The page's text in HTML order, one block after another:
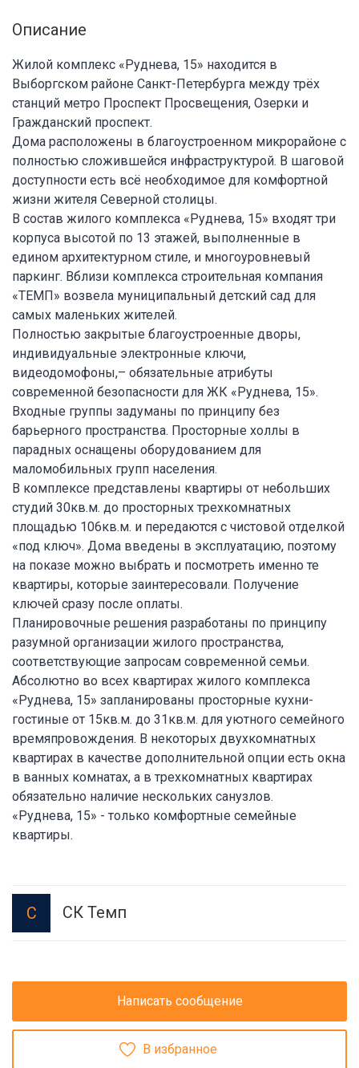
Описание
Жилой комплекс «Руднева, 15» находится в
Выборгском районе Санкт-Петербурга между трёх
станций метро Проспект Просвещения, Озерки и
Гражданский проспект.
Дома расположены в благоустроенном микрорайоне с
полностью сложившейся инфраструктурой. В шаговой
доступности есть всё необходимое для комфортной
жизни жителя Северной столицы.
В состав жилого комплекса «Руднева, 15» входят три
корпуса высотой по 13 этажей, выполненные в
едином архитектурном стиле, и многоуровневый
паркинг. Вблизи комплекса строительная компания
«ТЕМП» возвела муниципальный детский сад для
самых маленьких жителей.
Полностью закрытые благоустроенные дворы,
индивидуальные электронные ключи,
видеодомофоны,– обязательные атрибуты
современной безопасности для ЖК «Руднева, 15».
Входные группы задуманы по принципу без
барьерного пространства. Просторные холлы в
парадных оснащены оборудованием для
маломобильных групп населения.
В комплексе представлены квартиры от небольших
студий 30кв.м. до просторных трехкомнатных
площадью 106кв.м. и передаются с чистовой отделкой
«под ключ». Дома введены в эксплуатацию, поэтому
на показе можно выбрать и посмотреть именно те
квартиры, которые заинтересовали. Получение
ключей сразу после оплаты.
Планировочные решения разработаны по принципу
разумной организации жилого пространства,
соответствующие запросам современной семьи.
Абсолютно во всех квартирах жилого комплекса
«Руднева, 15» запланированы просторные кухни-
гостиные от 15кв.м. до 31кв.м. для уютного семейного
времяпровождения. В некоторых двухкомнатных
квартирах в качестве дополнительной опции есть окна
в ванных комнатах, а в трехкомнатных квартирах
обязательно наличие нескольких санузлов.
«Руднева, 15» - только комфортные семейные
квартиры.
С СК Темп
Написать сообщение
В избранное